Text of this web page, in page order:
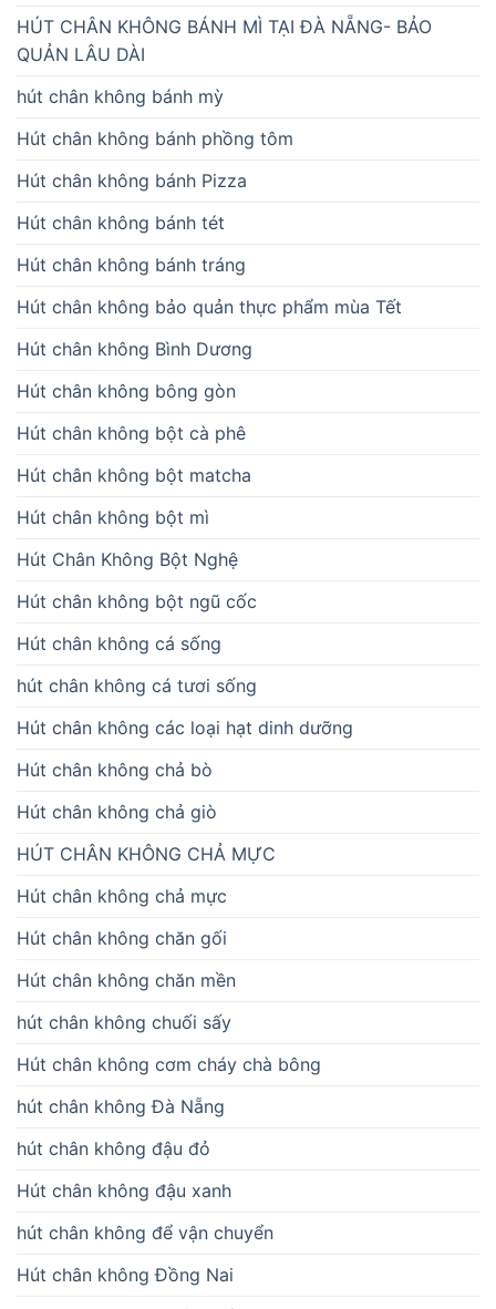
HÚT CHÂN KHÔNG BÁNH MÌ TẠI ĐÀ NẴNG- BẢO
QUẢN LÂU DÀI
hút chân không bánh mỳ
Hút chân không bánh phồng tôm
Hút chân không bánh Pizza
Hút chân không bánh tét
Hút chân không bánh tráng
Hút chân không bảo quản thực phẩm mùa Tết
Hút chân không Bình Dương
Hút chân không bông gòn
Hút chân không bột cà phê
Hút chân không bột matcha
Hút chân không bột mì
Hút Chân Không Bột Nghệ
Hút chân không bột ngũ cốc
Hút chân không cá sống
hút chân không cá tươi sống
Hút chân không các loại hạt dinh dưỡng
Hút chân không chả bò
Hút chân không chả giò
HÚT CHÂN KHÔNG CHẢ MỰC
Hút chân không chả mực
Hút chân không chăn gối
Hút chân không chăn mền
hút chân không chuối sấy
Hút chân không cơm cháy chà bông
hút chân không Đà Nẵng
hút chân không đậu đỏ
Hút chân không đậu xanh
hút chân không để vận chuyển
Hút chân không Đồng Nai